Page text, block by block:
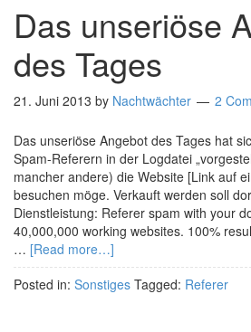
Das unseriöse
des Tages
21. Juni 2013 by Nachtwächter 2
Das unseriöse Angebot des Tages hat
Spam-Referern in der Logdatei
mancher andere) die Website [Link auf
besuchen möge. Verkauft werden soll
Dienstleistung: Referer spam with your
40,000,000 working websites. 100%
… [Read more…]
Posted in: Sonstiges Tagged: Referer